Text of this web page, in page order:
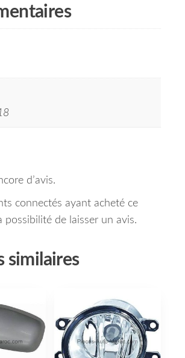
d’avis.
connectés ayant acheté ce
possibilité de laisser un avis.
similaires